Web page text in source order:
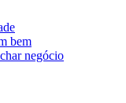
bem
negócio